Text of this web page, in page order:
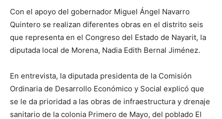
Con el apoyo del gobernador Miguel Ángel Navarro
Quintero se realizan diferentes obras en el distrito seis
que representa en el Congreso del Estado de Nayarit, la
diputada local de Morena, Nadia Edith Bernal Jiménez.
En entrevista, la diputada presidenta de la Comisión
Ordinaria de Desarrollo Económico y Social explicó que
se le da prioridad a las obras de infraestructura y drenaje
sanitario de la colonia Primero de Mayo, del poblado El